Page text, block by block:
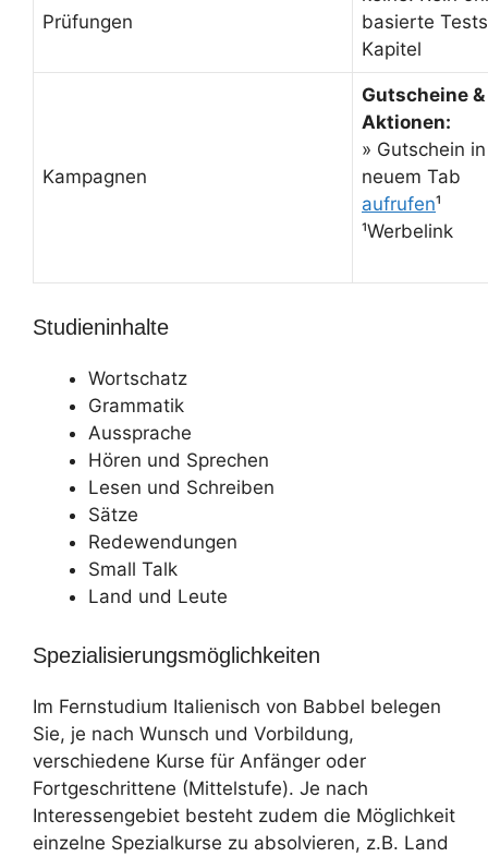
Prüfungen
basierte
Kapitel
Kampagnen
Gutscheine &
Aktionen:
» Gutschein in
neuem Tab
aufrufen¹
¹Werbelink
Studieninhalte
Wortschatz
Grammatik
Aussprache
Hören und Sprechen
Lesen und Schreiben
Sätze
Redewendungen
Small Talk
Land und Leute
Spezialisierungsmöglichkeiten
Im Fernstudium Italienisch von Babbel belegen
Sie, je nach Wunsch und Vorbildung,
verschiedene Kurse für Anfänger oder
Fortgeschrittene (Mittelstufe). Je nach
Interessengebiet besteht zudem die Möglichkeit
einzelne Spezialkurse zu absolvieren, z.B. Land